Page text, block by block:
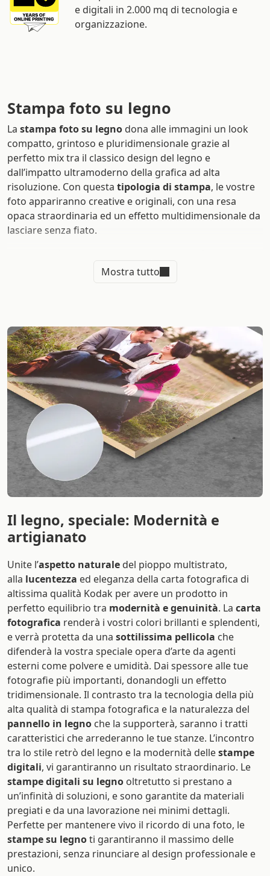
e digitali in 2.000 mq di tecnologia e
organizzazione.
Stampa foto su legno
La stampa foto su legno dona alle immagini un look
compatto, grintoso e pluridimensionale grazie al
perfetto mix tra il classico design del legno e
dall’impatto ultramoderno della grafica ad alta
risoluzione. Con questa tipologia di stampa, le vostre
foto appariranno creative e originali, con una resa
opaca straordinaria ed un effetto multidimensionale da
lasciare senza fiato.
di venature nel materiale che creano un rilievo nella
Diversamente dagli altri tipi di supporti, la caratteristica
principale del pannello in legno è quello di creare un
effetto di tridimensionalità massiccia e originale:
grazie allastampa di foto su legno, le foto avranno un
design moderno e allo stesso tempo naturale tipico del
supporto in legno.
Dona il giusto spessore alle tue fotografie più
importanti: l’unione tra tecnologia della stampa foto su
legno online e la naturalezza del pannello in legno ti
permetteranno dicreare un ambiente elegante,
raffinato e di stile !
Mostra tutto
Il legno, speciale: Modernità e
artigianato
Unite l’aspetto naturale del pioppo multistrato,
alla lucentezza ed eleganza della carta fotografica di
altissima qualità Kodak per avere un prodotto in
perfetto equilibrio tra modernità e genuinità. La carta
fotografica renderà i vostri colori brillanti e splendenti,
e verrà protetta da una sottilissima pellicola che
difenderà la vostra speciale opera d’arte da agenti
esterni come polvere e umidità. Dai spessore alle tue
fotografie più importanti, donandogli un effetto
tridimensionale. Il contrasto tra la tecnologia della più
alta qualità di stampa fotografica e la naturalezza del
pannello in legno che la supporterà, saranno i tratti
caratteristici che arrederanno le tue stanze. L’incontro
tra lo stile retrò del legno e la modernità dellestampe
digitali, vi garantiranno un risultato straordinario. Le
stampe digitali su legno oltretutto si prestano a
un’infinità di soluzioni, e sono garantite da materiali
pregiati e da una lavorazione nei minimi dettagli.
Perfette per mantenere vivo il ricordo di una foto, le
stampe su legnoti garantiranno il massimo delle
prestazioni, senza rinunciare al design professionale e
unico.